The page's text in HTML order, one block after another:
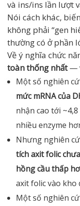
và ins/ins lần lượt
Nói cách khác,
không phải “gen
thường có ở phần
Về ý nghĩa chức
toàn thống nhất—
Một số nghiên
mức mRNA của
nhận cao tới
nhiều enzyme
Nhưng nghiên
tích axit folic
hồng cầu thấp
axit folic vào kho
Một số nghiên